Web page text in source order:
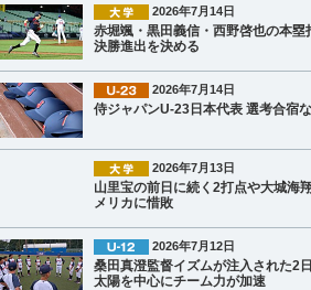
2026年7月14日
赤堀颯・黒田義信・西野啓也の本
決勝進出を決める
2026年7月14日
侍ジャパンU-23日本代表 選考合宿
2026年7月13日
山里宝の前日に続く2打点や大城海
メリカに惜敗
2026年7月12日
桑田真澄監督イズムが注入された2
太陽を中心にチーム力が加速